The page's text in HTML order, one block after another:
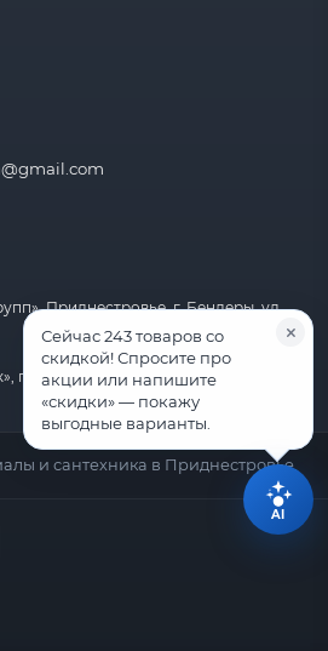
Приднестровье, г. Бендеры, ул.
г.Бендеры, р/с 2212670000000818
и сантехника в Приднестровье.
Сейчас 243 товаров со
скидкой! Спросите про
акции или напишите
«скидки» — покажу
выгодные варианты.
AI